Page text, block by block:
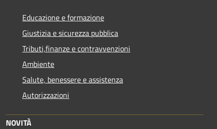
Educazione e formazione
Giustizia e sicurezza pubblica
Tributi,finanze e contravvenzioni
Ambiente
Salute, benessere e assistenza
Autorizzazioni
NOVITÀ